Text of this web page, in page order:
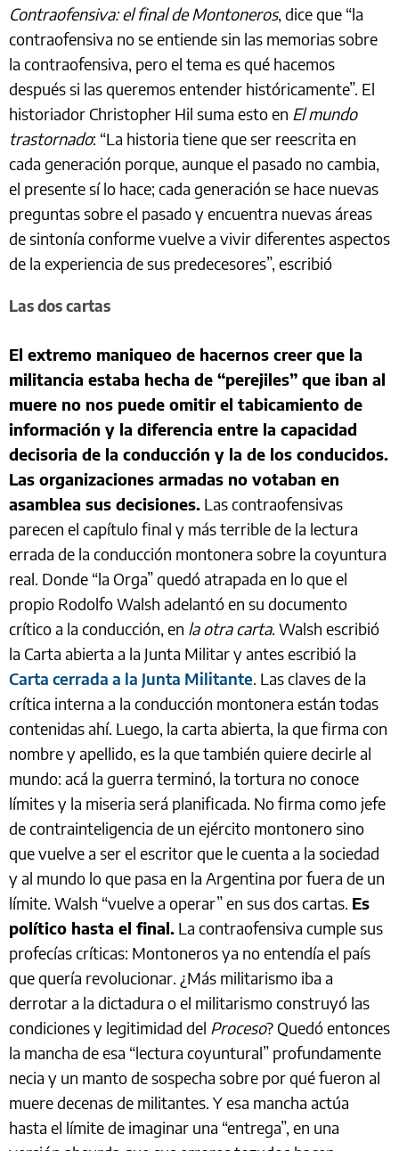
Contraofensiva: el final de Montoneros, dice que “la
contraofensiva no se entiende sin las memorias sobre
la contraofensiva, pero el tema es qué hacemos
después si las queremos entender históricamente”. El
historiador Christopher Hil suma esto en El mundo
trastornado: “La historia tiene que ser reescrita en
cada generación porque, aunque el pasado no cambia,
el presente sí lo hace; cada generación se hace nuevas
preguntas sobre el pasado y encuentra nuevas áreas
de sintonía conforme vuelve a vivir diferentes aspectos
de la experiencia de sus predecesores”, escribió
Las dos cartas
El extremo maniqueo de hacernos creer que la
militancia estaba hecha de “perejiles” que iban al
muere no nos puede omitir el tabicamiento de
información y la diferencia entre la capacidad
decisoria de la conducción y la de los conducidos.
Las organizaciones armadas no votaban en
asamblea sus decisiones. Las contraofensivas
parecen el capítulo final y más terrible de la lectura
errada de la conducción montonera sobre la coyuntura
real. Donde “la Orga” quedó atrapada en lo que el
propio Rodolfo Walsh adelantó en su documento
crítico a la conducción, en la otra carta. Walsh escribió
la Carta abierta a la Junta Militar y antes escribió la
Carta cerrada a la Junta Militante. Las claves de la
crítica interna a la conducción montonera están todas
contenidas ahí. Luego, la carta abierta, la que firma con
nombre y apellido, es la que también quiere decirle al
mundo: acá la guerra terminó, la tortura no conoce
límites y la miseria será planificada. No firma como jefe
de contrainteligencia de un ejército montonero sino
que vuelve a ser el escritor que le cuenta a la sociedad
y al mundo lo que pasa en la Argentina por fuera de un
límite. Walsh “vuelve a operar” en sus dos cartas. Es
político hasta el final. La contraofensiva cumple sus
profecías críticas: Montoneros ya no entendía el país
que quería revolucionar. ¿Más militarismo iba a
derrotar a la dictadura o el militarismo construyó las
condiciones y legitimidad del Proceso? Quedó entonces
la mancha de esa “lectura coyuntural” profundamente
necia y un manto de sospecha sobre por qué fueron al
muere decenas de militantes. Y esa mancha actúa
hasta el límite de imaginar una “entrega”, en una